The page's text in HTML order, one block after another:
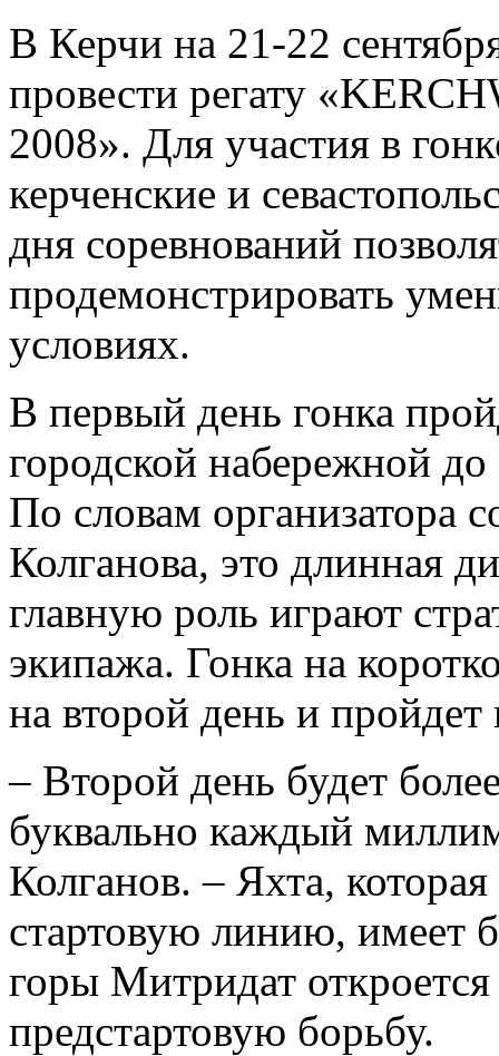
В Керчи на 21-22
провести регату
2008». Для участия в
керченские и
дня соревнований
продемонстрировать
условиях.
В первый день гонка
городской набережной
По словам организатора
Колганова, это длинная
главную роль играют
экипажа. Гонка на
на второй день и пройдет
– Второй день будет
буквально каждый
Колганов. – Яхта,
стартовую линию, имеет
горы Митридат
предстартовую борьбу.